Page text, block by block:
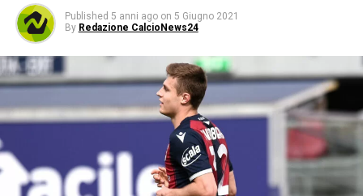
Published 5 anni ago on 5 Giugno 2021
By Redazione CalcioNews24